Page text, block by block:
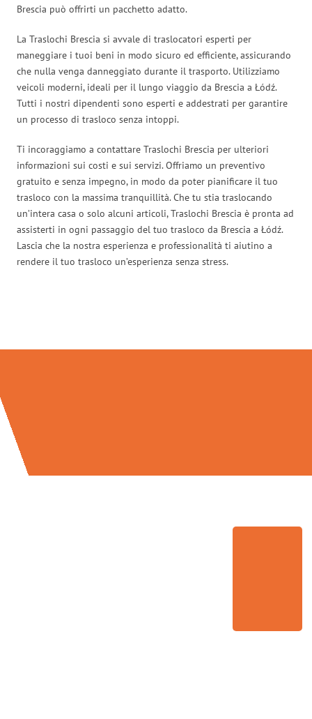
Brescia può offrirti un pacchetto adatto.
La Traslochi Brescia si avvale di traslocatori esperti per
maneggiare i tuoi beni in modo sicuro ed efficiente, assicurando
che nulla venga danneggiato durante il trasporto. Utilizziamo
veicoli moderni, ideali per il lungo viaggio da Brescia a Łódź.
Tutti i nostri dipendenti sono esperti e addestrati per garantire
un processo di trasloco senza intoppi.
Ti incoraggiamo a contattare Traslochi Brescia per ulteriori
informazioni sui costi e sui servizi. Offriamo un preventivo
gratuito e senza impegno, in modo da poter pianificare il tuo
trasloco con la massima tranquillità. Che tu stia traslocando
un’intera casa o solo alcuni articoli, Traslochi Brescia è pronta ad
assisterti in ogni passaggio del tuo trasloco da Brescia a Łódź.
Lascia che la nostra esperienza e professionalità ti aiutino a
rendere il tuo trasloco un’esperienza senza stress.